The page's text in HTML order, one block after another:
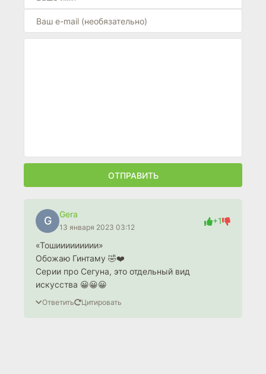
ОТПРАВИТЬ
G
Gera
13 января 2023 03:12
+1
«Тошиииииииии»
Обожаю Гинтаму 🤣❤️
Серии про Сегуна, это отдельный вид
искусства 😀😀😀
Ответить Цитировать